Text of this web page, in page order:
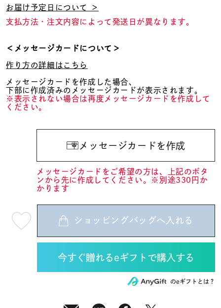
リングサイズ
価格 ¥0
在庫 在庫ありのみ
お届け予定日について ＞
支払方法・注文内容によって発送日が異なります。
＜メッセージカードについて＞
作り方の詳細はこちら
メッセージカードを作成した場合、
下部に作成済みのメッセージカードが表示されます。
※表示されない場合は再度メッセージカードを作成して
ください。
メッセージカードを作成
メッセージカードをご希望の方は、上記のボタ
ンから先に作成してください。※別途330円か
かります
08
月
in)
ショッピングバッグへ入れる
のeギフトとは？